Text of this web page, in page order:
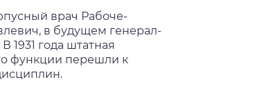
врач Рабоче-
в будущем генерал-
1931 года штатная
функции перешли к